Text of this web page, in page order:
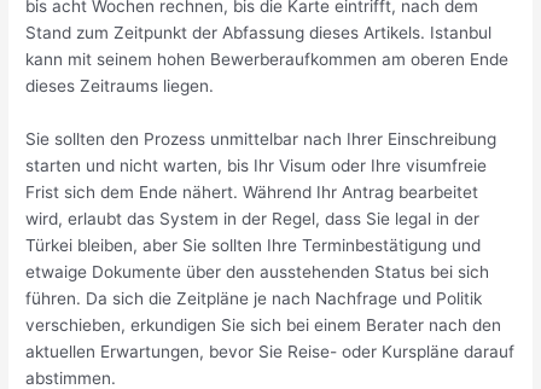
bis acht Wochen rechnen, bis die Karte eintrifft, nach dem
Stand zum Zeitpunkt der Abfassung dieses Artikels. Istanbul
kann mit seinem hohen Bewerberaufkommen am oberen Ende
dieses Zeitraums liegen.
Sie sollten den Prozess unmittelbar nach Ihrer Einschreibung
starten und nicht warten, bis Ihr Visum oder Ihre visumfreie
Frist sich dem Ende nähert. Während Ihr Antrag bearbeitet
wird, erlaubt das System in der Regel, dass Sie legal in der
Türkei bleiben, aber Sie sollten Ihre Terminbestätigung und
etwaige Dokumente über den ausstehenden Status bei sich
führen. Da sich die Zeitpläne je nach Nachfrage und Politik
verschieben, erkundigen Sie sich bei einem Berater nach den
aktuellen Erwartungen, bevor Sie Reise- oder Kurspläne darauf
abstimmen.